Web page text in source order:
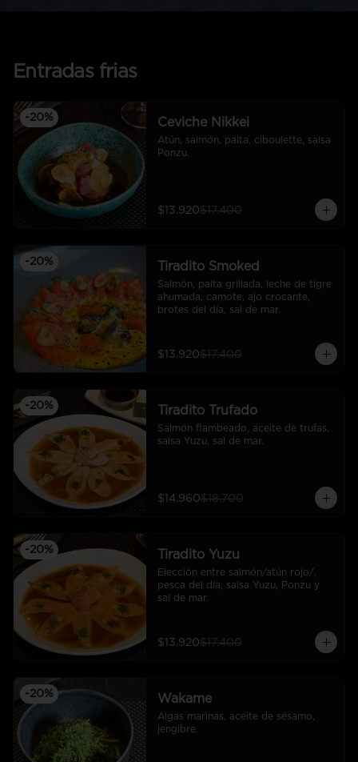
Entradas frias
-20% Ceviche Nikkei
Atún, salmón, palta, ciboulette, salsa
Ponzu.
$13.920$17.400
-20% Tiradito Smoked
Salmón, palta grillada, leche de tigre
ahumada, camote, ajo crocante,
brotes del día, sal de mar.
$13.920$17.400
-20% Tiradito Trufado
Salmón flambeado, aceite de trufas,
salsa Yuzu, sal de mar.
$14.960$18.700
-20% Tiradito Yuzu
Elección entre salmón/atún rojo/,
pesca del día, salsa Yuzu, Ponzu y
sal de mar.
$13.920$17.400
-20% Wakame
Algas marinas, aceite de sésamo,
jengibre.